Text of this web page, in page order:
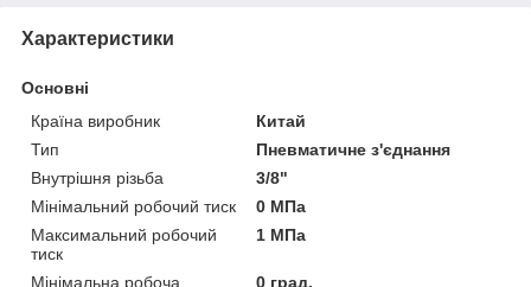
Характеристики
Основні
Країна виробник
Китай
Тип
Пневматичне з'єднання
Внутрішня різьба
3/8"
Мінімальний робочий тиск
0 МПа
Максимальний робочий
тиск
1 МПа
Мінімальна робоча
0 град.